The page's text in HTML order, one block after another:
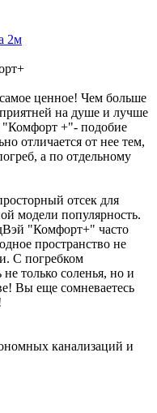
2м
ценное! Чем больше
на душе и лучше
"Комфорт +"- подобие
отличается от нее тем,
а по отдельному
отсек для
модели популярность.
"Комфорт+" часто
пространство не
С погребком
только соленья, но и
Вы еще сомневаетесь
канализаций и